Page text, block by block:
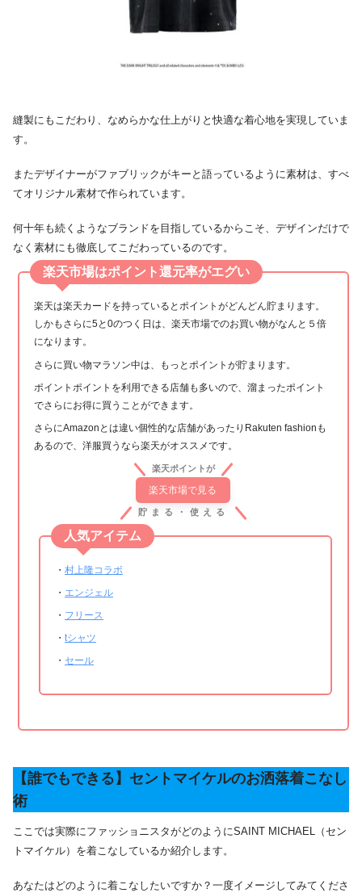
縫製にもこだわり、なめらかな仕上がりと快適な着心地を実現していま
す。
またデザイナーがファブリックがキーと語っているように素材は、すべ
てオリジナル素材で作られています。
何十年も続くようなブランドを目指しているからこそ、デザインだけで
なく素材にも徹底してこだわっているのです。
楽天市場はポイント還元率がエグい
楽天は楽天カードを持っているとポイントがどんどん貯まります。
しかもさらに5と0のつく日は、楽天市場でのお買い物がなんと５倍
になります。
さらに買い物マラソン中は、もっとポイントが貯まります。
ポイントポイントを利用できる店舗も多いので、溜まったポイント
でさらにお得に買うことができます。
さらにAmazonとは違い個性的な店舗があったりRakuten fashionも
あるので、洋服買うなら楽天がオススメです。
楽天ポイントが
楽天市場で見る
貯まる・使える
人気アイテム
・ 村上隆コラボ
・ エンジェル
・ フリース
・ tシャツ
・ セール
【誰でもできる】セントマイケルのお洒落着こなし
術
ここでは実際にファッショニスタがどのようにSAINT MICHAEL（セン
トマイケル）を着こなしているか紹介します。
あなたはどのように着こなしたいですか？一度イメージしてみてくださ